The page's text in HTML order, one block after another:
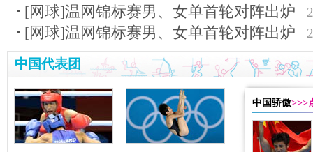
[网球]温网锦标赛男、女单首轮对阵出炉
[网球]温网锦标赛男、女单首轮对阵出炉
中国代表团
中国骄傲>>>